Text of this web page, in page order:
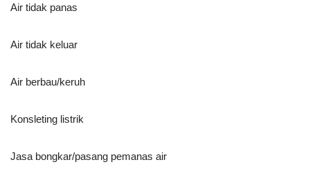
Air tidak panas
Air tidak keluar
Air berbau/keruh
Konsleting listrik
Jasa bongkar/pasang pemanas air